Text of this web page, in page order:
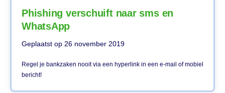
Phishing verschuift naar sms en
WhatsApp
Geplaatst op 26 november 2019
Regel je bankzaken nooit via een hyperlink in een e-mail of mobiel
bericht!